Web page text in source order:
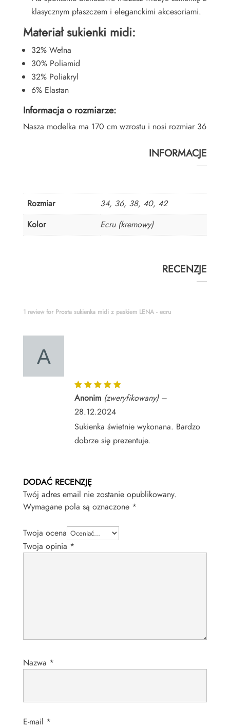
klasycznym płaszczem i eleganckimi akcesoriami.
Materiał sukienki midi:
32% Wełna
30% Poliamid
32% Poliakryl
6% Elastan
Informacja o rozmiarze:
Nasza modelka ma 170 cm wzrostu i nosi rozmiar 36
INFORMACJE
Rozmiar
34, 36, 38, 40, 42
Kolor
Ecru (kremowy)
RECENZJE
1 review for Prosta sukienka midi z paskiem LENA - ecru
Oceniono
5na 5
Anonim (zweryfikowany) –
28.12.2024
Sukienka świetnie wykonana. Bardzo
dobrze się prezentuje.
DODAĆ RECENZJĘ
Twój adres email nie zostanie opublikowany.
Wymagane pola są oznaczone *
Twoja ocena
Twoja opinia *
Nazwa *
E-mail *